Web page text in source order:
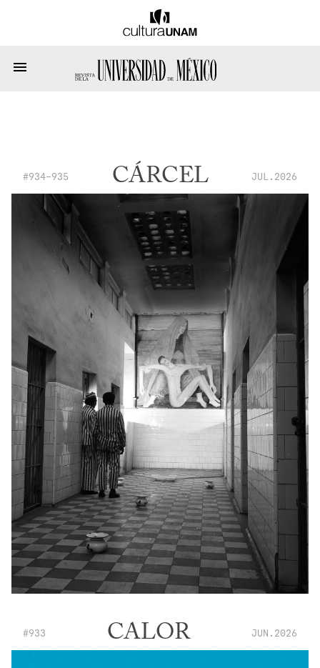
#934-935 CÁRCEL JUL.2026
#933 CALOR JUN.2026